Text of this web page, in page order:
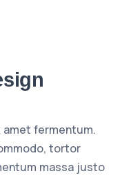
fermentum.
tortor
massa justo